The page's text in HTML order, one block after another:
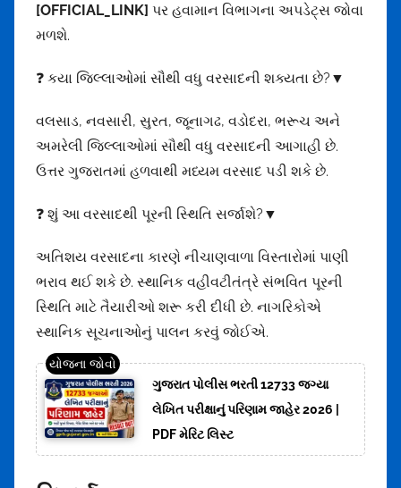
[OFFICIAL_LINK] પર હવામાન વિભાગના અપડેટ્સ જોવા
મળશે.
❓ કયા જિલ્લાઓમાં સૌથી વધુ વરસાદની શક્યતા છે?▼
વલસાડ, નવસારી, સુરત, જૂનાગઢ, વડોદરા, ભરૂચ અને
અમરેલી જિલ્લાઓમાં સૌથી વધુ વરસાદની આગાહી છે.
ઉત્તર ગુજરાતમાં હળવાથી મધ્યમ વરસાદ પડી શકે છે.
❓ શું આ વરસાદથી પૂરની સ્થિતિ સર્જાશે?▼
અતિશય વરસાદના કારણે નીચાણવાળા વિસ્તારોમાં પાણી
ભરાવ થઈ શકે છે. સ્થાનિક વહીવટીતંત્રે સંભવિત પૂરની
સ્થિતિ માટે તૈયારીઓ શરૂ કરી દીધી છે. નાગરિકોએ
સ્થાનિક સૂચનાઓનું પાલન કરવું જોઈએ.
ગુજરાત પોલીસ ભરતી 12733 જગ્યા
લેખિત પરીક્ષાનું પરિણામ જાહેર 2026 |
PDF મેરિટ લિસ્ટ